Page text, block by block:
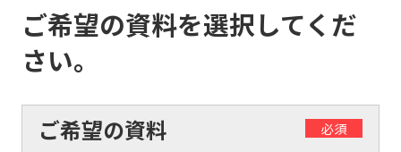
ご希望の資料を選択してくだ
さい。
ご希望の資料 必須